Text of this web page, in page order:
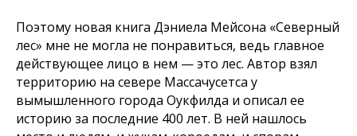
Поэтому новая книга Дэниела Мейсона «Северный
лес» мне не могла не понравиться, ведь главное
действующее лицо в нем — это лес. Автор взял
территорию на севере Массачусетса у
вымышленного города Оукфилда и описал ее
историю за последние 400 лет. В ней нашлось